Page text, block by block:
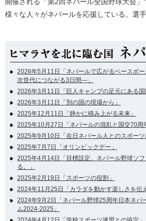
様々な人々がネパールを応援している。選
2026年5月11日「ネパールで広がるベースボ
次世代につながる3日間―」
2026年3月11日「巨人キャンプの足元にある国
2026年3月11日「別の国の現場から」
2025年12月11日「静かに積み上がる未来」
2025年10月27日「ネパールの混乱と国交70周
2025年9月10日「在日ネパール人とのスポーツ
2025年7月7日「オリンピックデー」
2025年4月14日「目標設定。ネパール野球ソ
る。」
2025年2月19日「スポーツの役割」
2024年11月25日「カラダを動かす楽しさを伝
2024年9月2日「ネパール野球25周年日本ネパ
ム2024-2025」